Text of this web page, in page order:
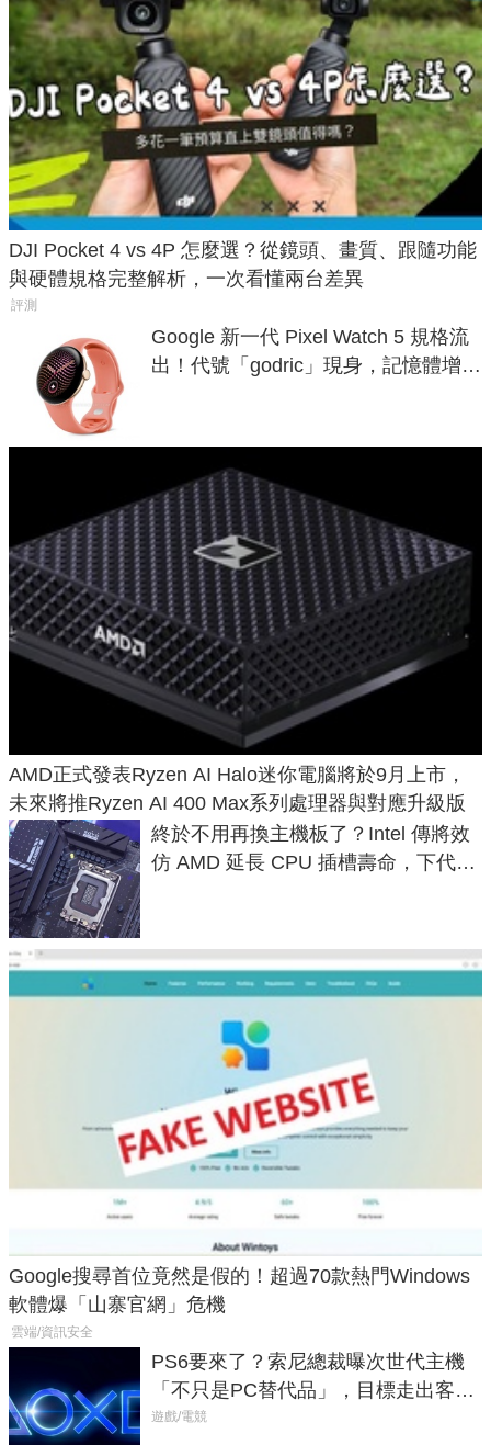
DJI Pocket 4 vs 4P 怎麼選？從鏡頭、畫質、跟隨功能
與硬體規格完整解析，一次看懂兩台差異
評測
Google 新一代 Pixel Watch 5 規格流
出！代號「godric」現身，記憶體增強
AMD正式發表Ryzen AI Halo迷你電腦將於9月上市，
未來將推Ryzen AI 400 Max系列處理器與對應升級版
終於不用再換主機板了？Intel 傳將效
仿 AMD 延長 CPU 插槽壽命，下代
Google搜尋首位竟然是假的！超過70款熱門Windows
軟體爆「山寨官網」危機
雲端/資訊安全
PS6要來了？索尼總裁曝次世代主機
「不只是PC替代品」，目標走出客
廳、進軍電競桌面
遊戲/電競